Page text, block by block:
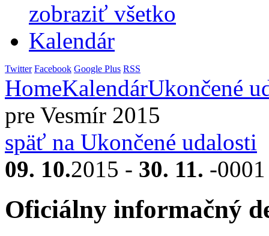
zobraziť všetko
Kalendár
Twitter Facebook Google Plus RSS
HomeKalendárUkončené
pre Vesmír 2015
späť na Ukončené udalosti
09. 10.2015 - 30. 11. -
Oficiálny informačný